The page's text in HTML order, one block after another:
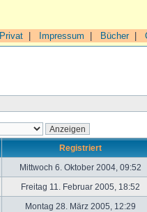
Privat Impressum Bücher|
Registriert
Mittwoch 6. Oktober 2004, 09:52
Freitag 11. Februar 2005, 18:52
Montag 28. März 2005, 12:29